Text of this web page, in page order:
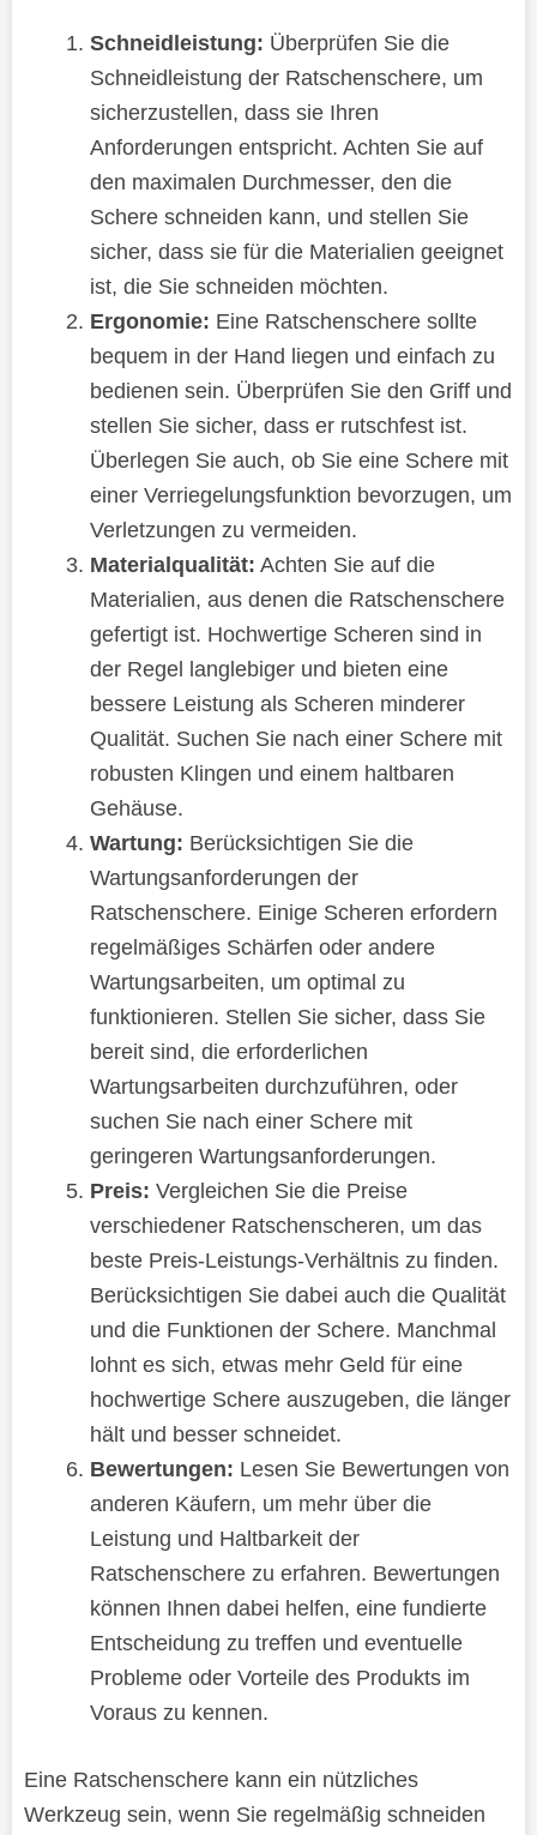
Schneidleistung: Überprüfen Sie die
Schneidleistung der Ratschenschere, um
sicherzustellen, dass sie Ihren
Anforderungen entspricht. Achten Sie auf
den maximalen Durchmesser, den die
Schere schneiden kann, und stellen Sie
sicher, dass sie für die Materialien geeignet
ist, die Sie schneiden möchten.
Ergonomie: Eine Ratschenschere sollte
bequem in der Hand liegen und einfach zu
bedienen sein. Überprüfen Sie den Griff und
stellen Sie sicher, dass er rutschfest ist.
Überlegen Sie auch, ob Sie eine Schere mit
einer Verriegelungsfunktion bevorzugen, um
Verletzungen zu vermeiden.
Materialqualität: Achten Sie auf die
Materialien, aus denen die Ratschenschere
gefertigt ist. Hochwertige Scheren sind in
der Regel langlebiger und bieten eine
bessere Leistung als Scheren minderer
Qualität. Suchen Sie nach einer Schere mit
robusten Klingen und einem haltbaren
Gehäuse.
Wartung: Berücksichtigen Sie die
Wartungsanforderungen der
Ratschenschere. Einige Scheren erfordern
regelmäßiges Schärfen oder andere
Wartungsarbeiten, um optimal zu
funktionieren. Stellen Sie sicher, dass Sie
bereit sind, die erforderlichen
Wartungsarbeiten durchzuführen, oder
suchen Sie nach einer Schere mit
geringeren Wartungsanforderungen.
Preis: Vergleichen Sie die Preise
verschiedener Ratschenscheren, um das
beste Preis-Leistungs-Verhältnis zu finden.
Berücksichtigen Sie dabei auch die Qualität
und die Funktionen der Schere. Manchmal
lohnt es sich, etwas mehr Geld für eine
hochwertige Schere auszugeben, die länger
hält und besser schneidet.
Bewertungen: Lesen Sie Bewertungen von
anderen Käufern, um mehr über die
Leistung und Haltbarkeit der
Ratschenschere zu erfahren. Bewertungen
können Ihnen dabei helfen, eine fundierte
Entscheidung zu treffen und eventuelle
Probleme oder Vorteile des Produkts im
Voraus zu kennen.
Eine Ratschenschere kann ein nützliches
Werkzeug sein, wenn Sie regelmäßig schneiden